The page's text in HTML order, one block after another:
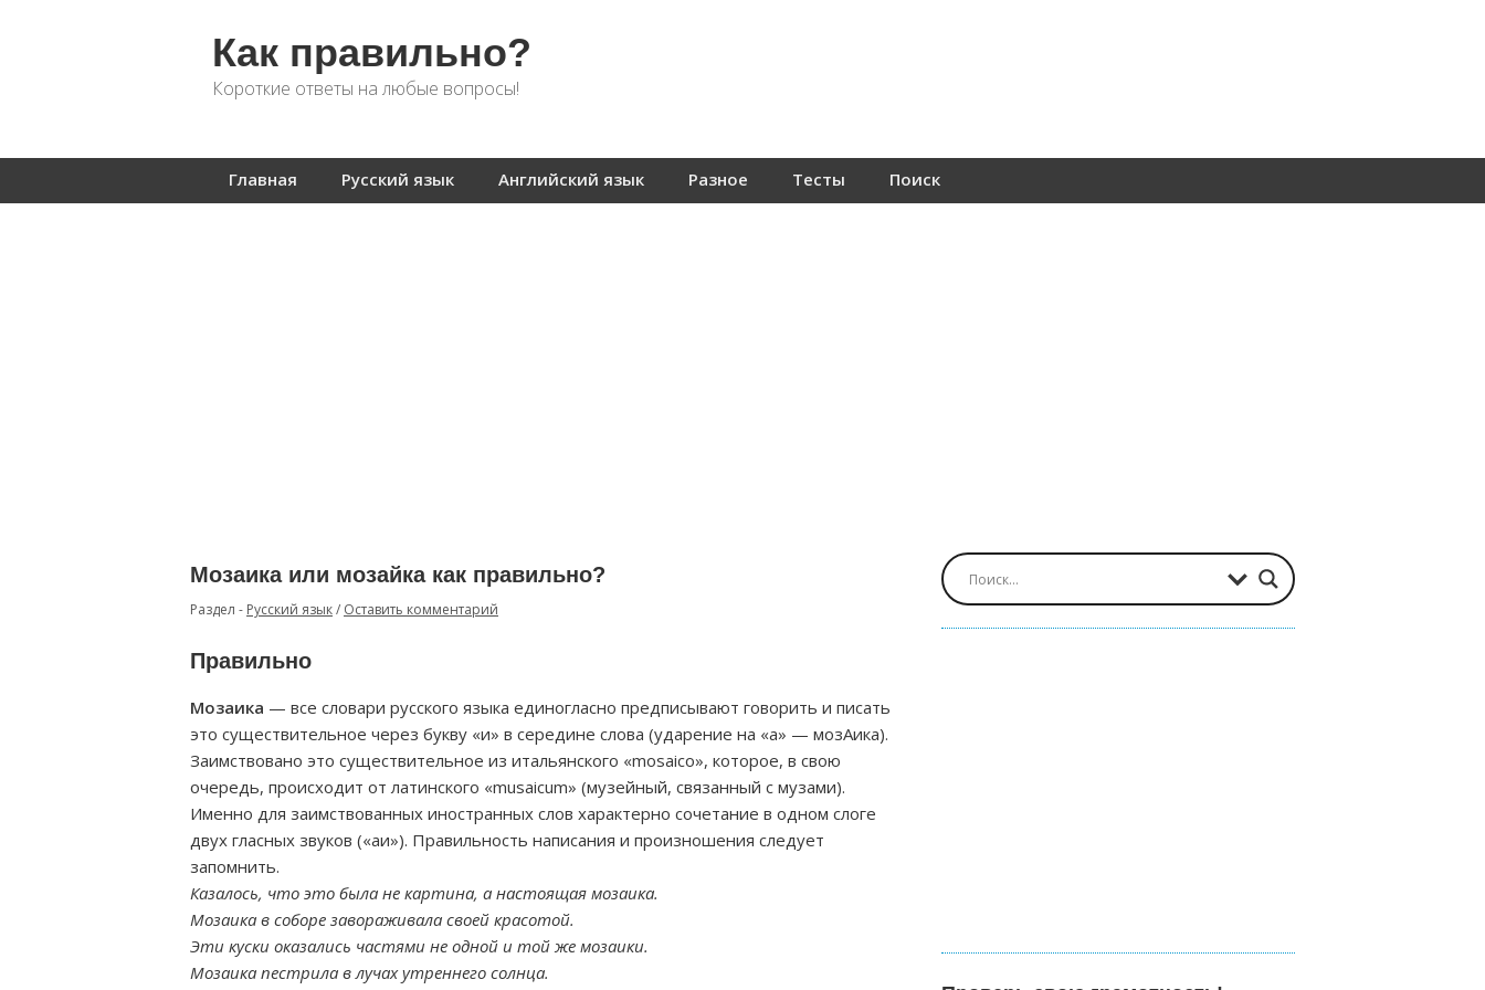
Как правильно?
Короткие ответы на любые вопросы!
Главная Русский язык Английский язык Разное Тесты Поиск
Мозаика или мозайка как правильно?
Раздел - Русский язык/ Оставить комментарий
Правильно
Мозаика — все словари русского языка единогласно предписывают говорить и писать
это существительное через букву «и» в середине слова (ударение на «а» — мозАика).
Заимствовано это существительное из итальянского «mosaico», которое, в свою
очередь, происходит от латинского «musaicum» (музейный, связанный с музами).
Именно для заимствованных иностранных слов характерно сочетание в одном слоге
двух гласных звуков («аи»). Правильность написания и произношения следует
запомнить.
Казалось, что это была не картина, а настоящая мозаика.
Мозаика в соборе завораживала своей красотой.
Эти куски оказались частями не одной и той же мозаики.
Мозаика пестрила в лучах утреннего солнца.